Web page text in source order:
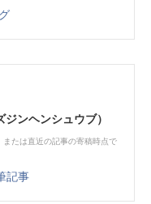
ンヘンシュウブ）
たは直近の記事の寄稿時点で
記事